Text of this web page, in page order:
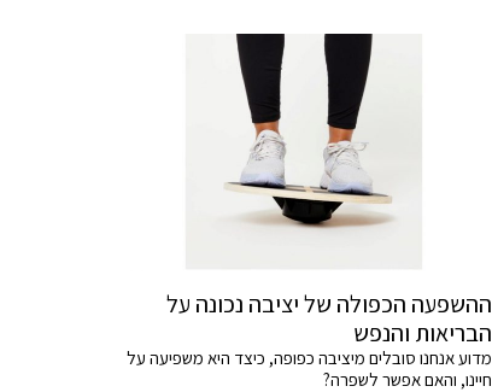
ההשפעה הכפולה של יציבה נכונה על
הבריאות והנפש
מדוע אנחנו סובלים מיציבה כפופה, כיצד היא משפיעה על
חיינו, והאם אפשר לשפרה?